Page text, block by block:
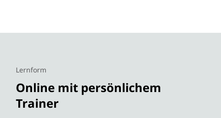
Lernform
Online mit persönlichem
Trainer